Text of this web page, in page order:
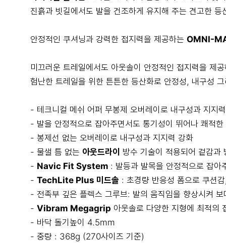
진흙과 빗길에서도 발을 건조하게 유지해 주는 견고한 등
안정적인 쿠셔닝과 강력한 접지력을 제공하는 OMNI-
미끄러운 트레일에서도 아웃솔이 안정적인 접지력을 제
험난한 트레일을 위한 튼튼한 등산화로 안정성, 내구성
- 테크니컬 메쉬 어퍼 무봉제 오버레이로 내구성과 지지
- 발을 안정적으로 잡아주면서도 통기성이 뛰어나 쾌적
- 봉제선 없는 오버레이로 내구성과 지지력 강화
- 물샐 틈 없는 아웃드라이 방수 기술이 적용되어 겉감과
- Navic Fit System : 발등과 발목을 안정적으로 잡
- TechLite Plus 미드솔 : 초경량 반응성 폼으로 쿠션
- 전족부 깊은 플렉스 그루브: 발의 움직임을 향상시켜
- Vibram Megagrip 아웃솔로 다양한 지형에 최적의
- 바닥 돌기높이 4.5mm
- 중량 : 368g (270사이즈 기준)